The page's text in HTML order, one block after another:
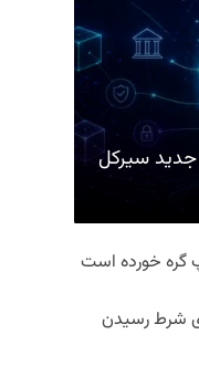
جدید سیرکل
گره خورده است
شرط رسیدن